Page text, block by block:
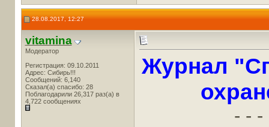
28.08.2017, 12:27
vitamina
Модератор
Регистрация: 09.10.2011
Адрес: Сибирь!!!
Сообщений: 6,140
Сказал(а) спасибо: 28
Поблагодарили 26,317 раз(а) в
4,722 сообщениях
Журнал
- - -